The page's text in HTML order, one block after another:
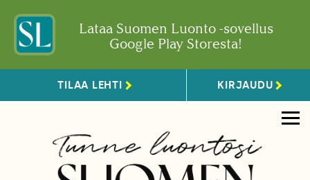
Lataa Suomen Luonto -sovellus
Google Play Storesta!
TILAA LEHTI KIRJAUDU